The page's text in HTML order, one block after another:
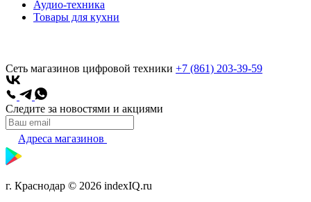
Аудио-техника
Товары для кухни
Сеть магазинов цифровой техники +7 (861) 203-39-59
Следите за новостями и акциями
Адреса магазинов
г. Краснодар © 2026 indexIQ.ru